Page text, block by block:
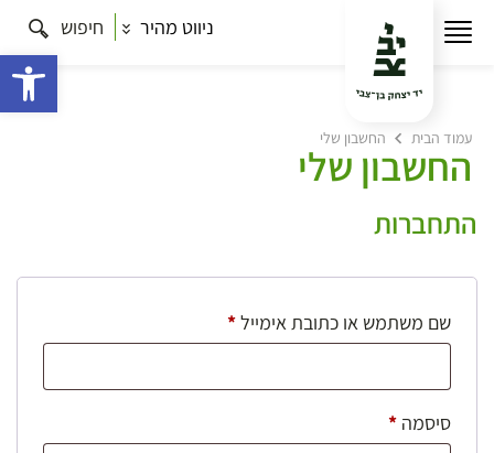
ניווט מהיר חיפוש
עמוד הבית החשבון שלי
החשבון שלי
התחברות
שם משתמש או כתובת אימייל*חובה
סיסמה *חובה